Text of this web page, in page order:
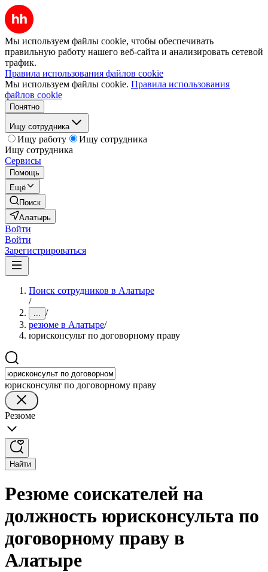
Мы используем файлы cookie, чтобы обеспечивать
правильную работу нашего веб-сайта и анализировать сетевой
трафик.
Правила использования файлов cookie
Мы используем файлы cookie. Правила использования
файлов cookie
Понятно
Ищу сотрудника
Ищу работу
Ищу сотрудника
Ищу сотрудника
Сервисы
Помощь
Ещё
Поиск
Алатырь
Войти
Войти
Зарегистрироваться
Поиск сотрудников в Алатыре
/
... /
резюме в Алатыре/
юрисконсульт по договорному праву
юрисконсульт по договорному праву
Резюме
Найти
Резюме соискателей на
должность юрисконсульта по
договорному праву в
Алатыре